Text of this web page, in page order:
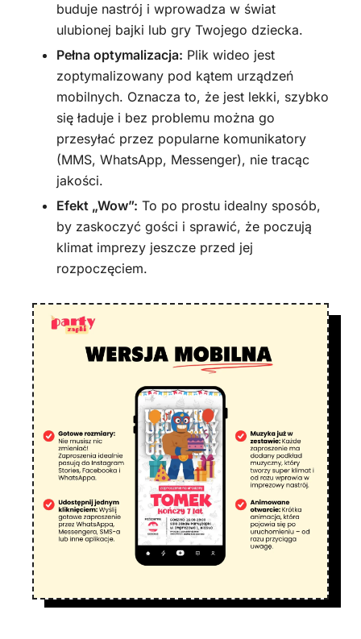
buduje nastrój i wprowadza w świat
ulubionej bajki lub gry Twojego dziecka.
Pełna optymalizacja: Plik wideo jest
zoptymalizowany pod kątem urządzeń
mobilnych. Oznacza to, że jest lekki, szybko
się ładuje i bez problemu można go
przesyłać przez popularne komunikatory
(MMS, WhatsApp, Messenger), nie tracąc
jakości.
Efekt „Wow”: To po prostu idealny sposób,
by zaskoczyć gości i sprawić, że poczują
klimat imprezy jeszcze przed jej
rozpoczęciem.